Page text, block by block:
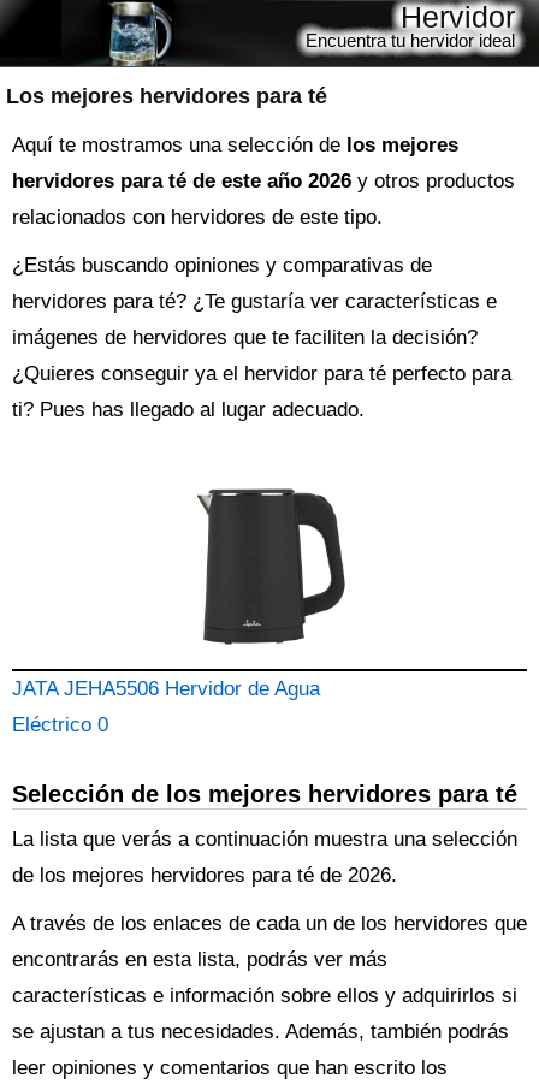
Los mejores hervidores para té
Hervidor
Encuentra tu hervidor ideal
Aquí te mostramos una selección de los mejores
hervidores para té de este año 2026 y otros productos
relacionados con hervidores de este tipo.
¿Estás buscando opiniones y comparativas de
hervidores para té? ¿Te gustaría ver características e
imágenes de hervidores que te faciliten la decisión?
¿Quieres conseguir ya el hervidor para té perfecto para
ti? Pues has llegado al lugar adecuado.
JATA JEHA5506 Hervidor de Agua
Eléctrico 0
Selección de los mejores hervidores para té
La lista que verás a continuación muestra una selección
de los mejores hervidores para té de 2026.
A través de los enlaces de cada un de los hervidores que
encontrarás en esta lista, podrás ver más
características e información sobre ellos y adquirirlos si
se ajustan a tus necesidades. Además, también podrás
leer opiniones y comentarios que han escrito los